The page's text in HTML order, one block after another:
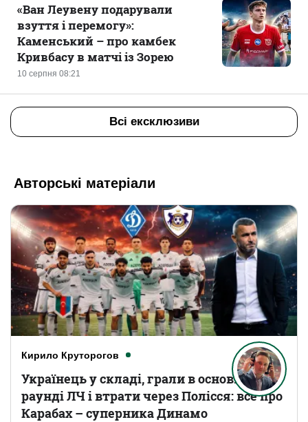
10 серпня 08:21
«Ван Леувену подарували
взуття і перемогу»:
Каменський – про камбек
Кривбасу в матчі із Зорею
Всі ексклюзиви
Авторські матеріали
Кирило Круторогов
Українець у складі, грали в основному
раунді ЛЧ і втрати через Полісся: все про
Карабах – суперника Динамо